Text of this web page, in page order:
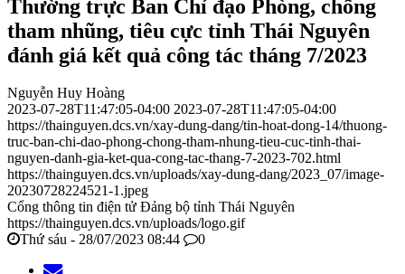
Thường trực Ban Chỉ đạo Phòng, chống
tham nhũng, tiêu cực tỉnh Thái Nguyên
đánh giá kết quả công tác tháng 7/2023
Nguyễn Huy Hoàng
2023-07-28T11:47:05-04:00 2023-07-28T11:47:05-04:00
https://thainguyen.dcs.vn/xay-dung-dang/tin-hoat-dong-14/thuong-
truc-ban-chi-dao-phong-chong-tham-nhung-tieu-cuc-tinh-thai-
nguyen-danh-gia-ket-qua-cong-tac-thang-7-2023-702.html
https://thainguyen.dcs.vn/uploads/xay-dung-dang/2023_07/image-
20230728224521-1.jpeg
Cổng thông tin điện tử Đảng bộ tỉnh Thái Nguyên
https://thainguyen.dcs.vn/uploads/logo.gif
Thứ sáu - 28/07/2023 08:44
0